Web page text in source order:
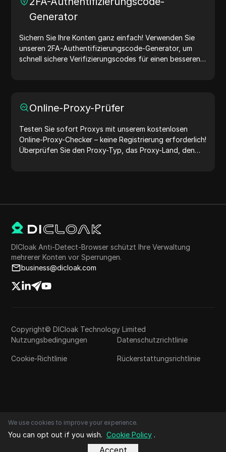
Generator
Sichern Sie Ihre Konten ganz einfach! Verwenden Sie
unseren 2FA-Authentifizierungscode-Generator, um
schnell sichere Verifizierungscodes für einen besseren
Online-Proxy-Prüfer
Testen Sie sofort Proxys mit unserem kostenlosen
Online-Proxy-Checker – keine Registrierung erforderlich!
Überprüfen Sie den Proxy-Typ, das Proxy-Land, den
DICloak Anti-Detect-Browser schützt Ihre Verwaltung
mehrerer Konten vor Sperrungen.
business@dicloak.com
Copyright© DICloak Technology Limited
Nutzungsbedingungen
Datenschutzrichtlinie
Cookie-Richtlinie Rückerstattungsrichtlinie
We use cookies to improve your experience.
You can opt out if you wish. Cookie Policy .
Accept